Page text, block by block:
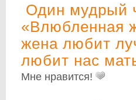
Один мудрый
«Влюбленная
жена любит
любит нас
Мне нравится!